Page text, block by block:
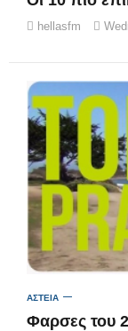
hellasfm
ΑΣΤΕΙΑ
Φαρσες του